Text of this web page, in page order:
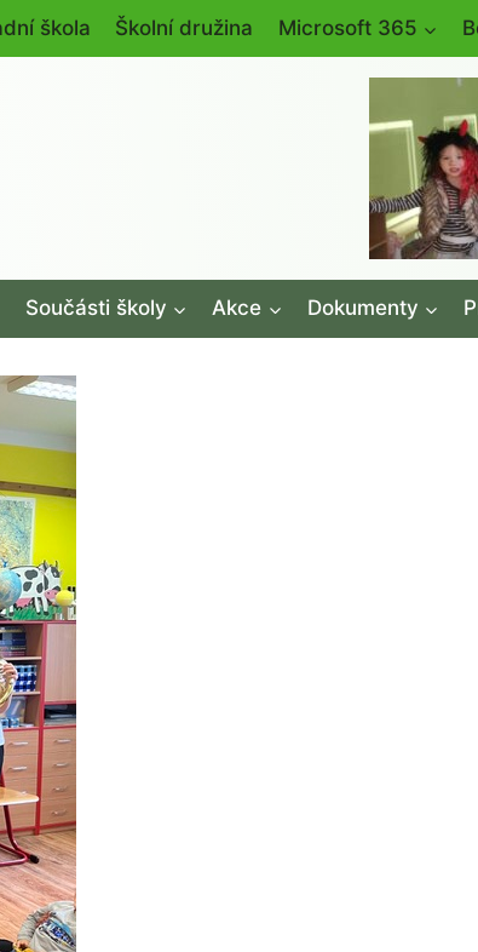
škola Školní družina Microsoft 365
Součásti školy Akce Dokumenty